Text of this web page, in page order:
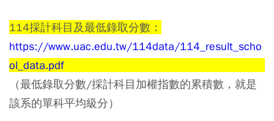
114採計科目及最低錄取分數：
https://www.uac.edu.tw/114data/114_result_scho
ol_data.pdf
（最低錄取分數/採計科目加權指數的累積數，就是
該系的單科平均級分）